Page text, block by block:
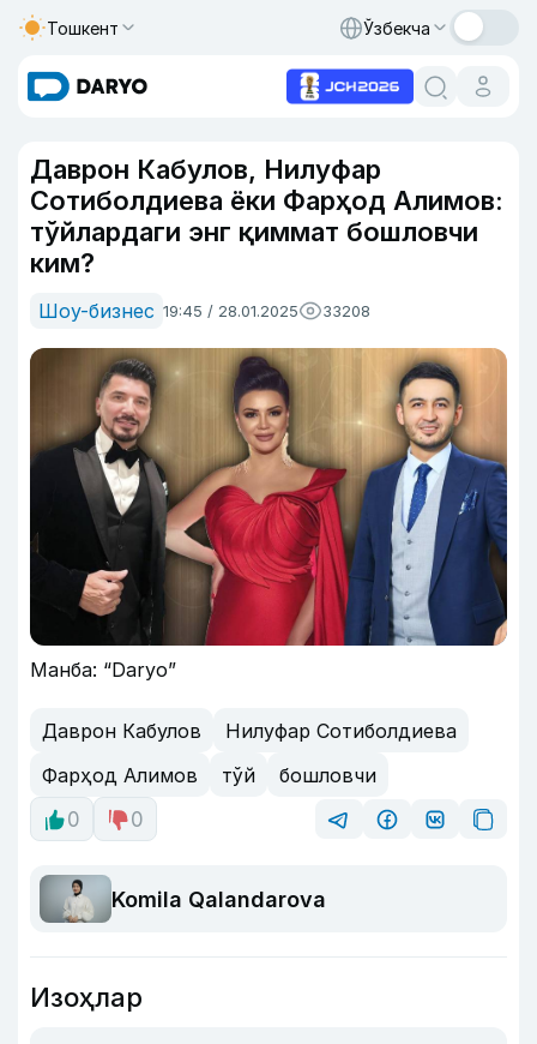
Тошкент Ўзбекча
Даврон Кабулов, Нилуфар
Сотиболдиева ёки Фарҳод Алимов:
тўйлардаги энг қиммат бошловчи
ким?
Шоу-бизнес 19:45 / 28.01.2025 33208
Манба: “Daryo”
Даврон Кабулов
Нилуфар Сотиболдиева
Фарҳод Алимов
тўй
бошловчи
0
0
Komila Qalandarova
Изоҳлар